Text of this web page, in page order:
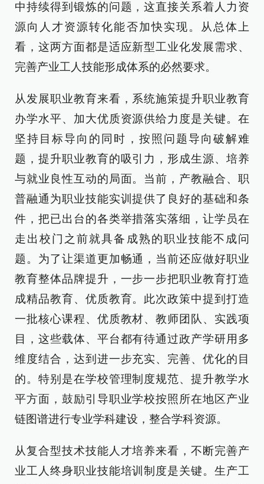
中持续得到锻炼的问题，这直接关系着人力资
源向人才资源转化能否加快实现。从总体上
看，这两方面都是适应新型工业化发展需求、
完善产业工人技能形成体系的必然要求。
从发展职业教育来看，系统施策提升职业教育
办学水平、加大优质资源供给力度是关键。在
坚持目标导向的同时，按照问题导向破解难
题，提升职业教育的吸引力，形成生源、培养
与就业良性互动的局面。当前，产教融合、职
普融通为职业技能实训提供了良好的基础和条
件，把已出台的各类举措落实落细，让学员在
走出校门之前就具备成熟的职业技能不成问
题。为了让渠道更加畅通，当前还应做好职业
教育整体品牌提升，一步一步把职业教育打造
成精品教育、优质教育。此次政策中提到打造
一批核心课程、优质教材、教师团队、实践项
目，这些载体、平台都有待通过政产学研用多
维度结合，达到进一步充实、完善、优化的目
的。特别是在学校管理制度规范、提升教学水
平方面，鼓励引导职业学校按照所在地区产业
链图谱进行专业学科建设，整合学科资源。
从复合型技术技能人才培养来看，不断完善产
业工人终身职业技能培训制度是关键。生产工